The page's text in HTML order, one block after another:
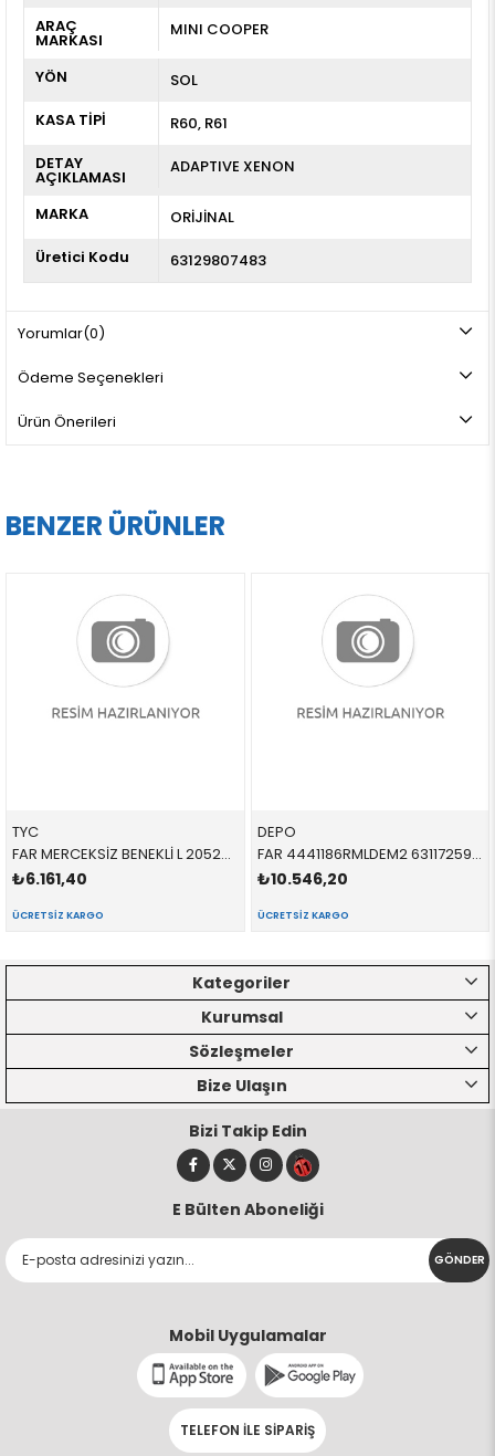
ARAÇ
MARKASI
MINI COOPER
YÖN
SOL
KASA TİPİ
R60 R61
DETAY
AÇIKLAMASI
ADAPTIVE XENON
MARKA
ORİJİNAL
Üretici Kodu
63129807483
Yorumlar(0)
Ödeme Seçenekleri
Ürün Önerileri
BENZER ÜRÜNLER
TYC
FAR MERCEKSİZ BENEKLİ L 205294086B 63128363495 63128363495 E36 H7 SOL 1995-1998
₺6.161,40
ÜCRETSIZ KARGO
DEPO
FAR 4441186RMLDEM2 63117259524 63117259524 F30,F31 SAĞ 2013-2017
₺10.546,20
ÜCRETSIZ KARGO
Kategoriler
Kurumsal
Sözleşmeler
Bize Ulaşın
Bizi Takip Edin
E Bülten Aboneliği
GÖNDER
Mobil Uygulamalar
TELEFON İLE SİPARİŞ